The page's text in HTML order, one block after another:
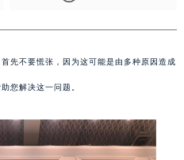
先不要慌张，因为这可能是由多种原因造成
您解决这一问题。